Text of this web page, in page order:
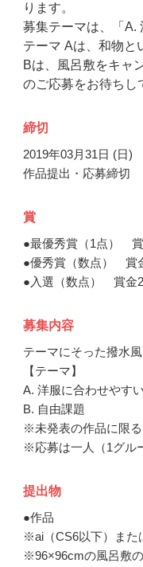
ります。
募集テーマは、「A.
テーマ Aは、和物と
Bは、風呂敷をキャ
のご応募をお待ちし
締切
2019年03月31日 (日)
作品提出・応募締切
賞
●最優秀賞（1点）
●優秀賞（数点） 賞
●入選（数点） 賞金
募集内容
テーマにそった撥水
【テーマ】
A. 洋服に合わせやす
B. 自由課題
※未発表の作品に限る
※応募は一人（1グル
提出物
●作品
※ai（CS6以下）また
※96×96cmの風呂敷